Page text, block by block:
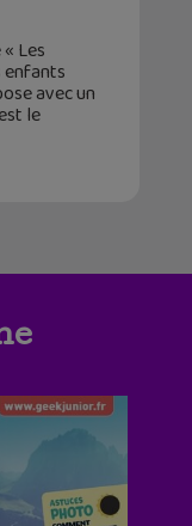
Les
enfants
avec un
le